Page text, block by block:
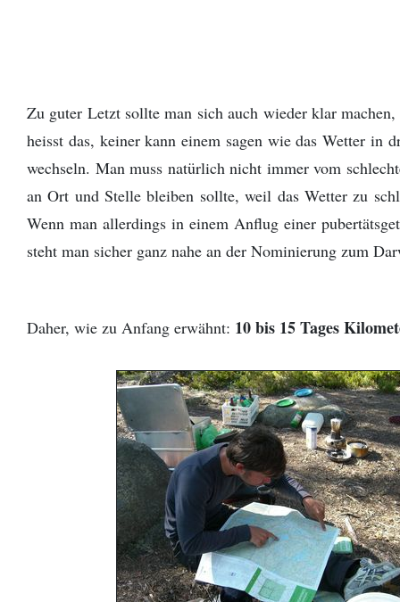
Zu guter Letzt sollte man sich auch wieder klar
heisst das, keiner kann einem sagen wie das Wetter in
wechseln. Man muss natürlich nicht immer vom
an Ort und Stelle bleiben sollte, weil das Wetter zu
Wenn man allerdings in einem Anflug einer
steht man sicher ganz nahe an der Nominierung zum
Daher, wie zu Anfang erwähnt: 10 bis 15 Tages